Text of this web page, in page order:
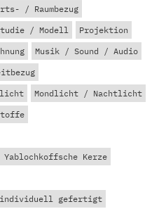
/ Raumbezug
/ Modell
Projektion
Musik / Sound / Audio
Mondlicht / Nachtlicht
Kerze
individuell gefertigt